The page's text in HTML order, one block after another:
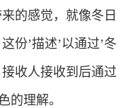
的感觉，就像冬日
份’描述’以通过’冬
收人接收到后通过
的理解。